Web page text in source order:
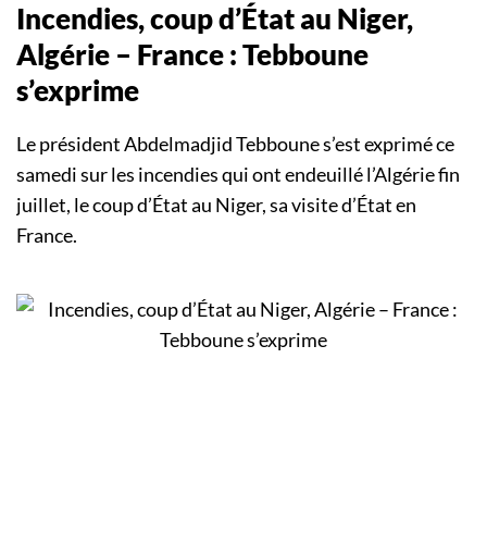
Incendies, coup d’État au Niger,
Algérie – France : Tebboune
s’exprime
Le président Abdelmadjid Tebboune s’est exprimé ce
samedi sur les incendies qui ont endeuillé l’Algérie fin
juillet, le coup d’État au Niger, sa visite d’État en
France.